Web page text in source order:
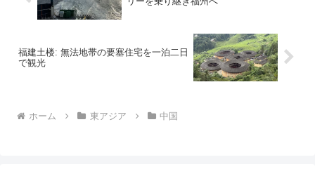
福建土楼: 無法地帯の要塞住宅を一泊二日
で観光
ホーム 東アジア 中国